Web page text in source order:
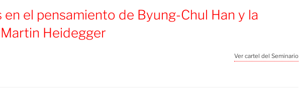
en el pensamiento de Byung-Chul Han y la
Heidegger
Ver cartel del Seminario